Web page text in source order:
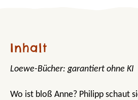
Inhalt
Loewe-Bücher: garantiert ohne KI
Wo ist bloß Anne? Philipp schaut